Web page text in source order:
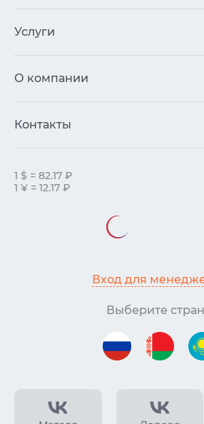
Услуги
О компании
Контакты
1 $ = 82.17 ₽
1 ¥ = 12.17 ₽
Вход для
Выберите